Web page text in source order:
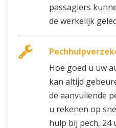
passagiers
de werkelijk
Hoe goed u uw
kan altijd
de aanvullende
u rekenen op
hulp bij pech, 24